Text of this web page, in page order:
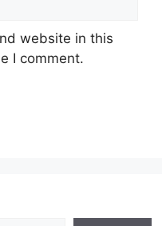
website in this
I comment.